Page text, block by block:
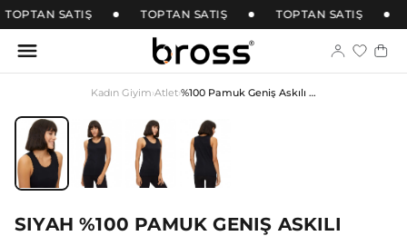
TOPTAN SATIŞ TOPTAN SATIŞ TOPTAN SATIŞ
Kadın Giyim›Atlet› %100 Pamuk Geniş Askılı Dantelli Kadın Atlet
SIYAH %100 PAMUK GENIŞ ASKILI